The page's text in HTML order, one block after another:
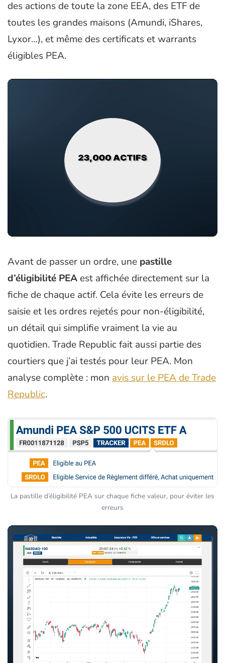
des actions de toute la zone EEA, des ETF de
toutes les grandes maisons (Amundi, iShares,
Lyxor…), et même des certificats et warrants
éligibles PEA.
Avant de passer un ordre, une pastille
d’éligibilité PEA est affichée directement sur la
fiche de chaque actif. Cela évite les erreurs de
saisie et les ordres rejetés pour non-éligibilité,
un détail qui simplifie vraiment la vie au
quotidien. Trade Republic fait aussi partie des
courtiers que j’ai testés pour leur PEA. Mon
analyse complète : mon avis sur le PEA de Trade
Republic.
La pastille d’éligibilité PEA sur chaque fiche valeur, pour éviter les
erreurs